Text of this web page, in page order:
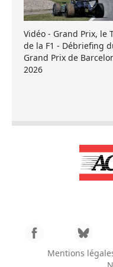
Vidéo - Grand Prix, le
de la F1 - Débriefing
Grand Prix de
2026
Mentions